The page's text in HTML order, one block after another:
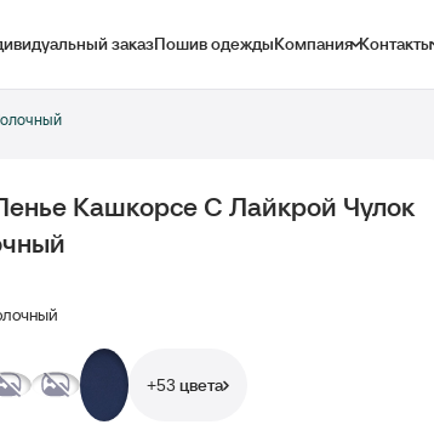
заказПошив одеждыКомпания Контакты
Кашкорсе С Лайкрой Чулок
+53 цвета